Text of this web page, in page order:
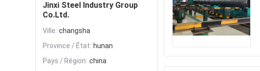
Jinxi Steel Industry Group
Co.Ltd.
Ville: changsha
Province / État: hunan
Pays / Région: china